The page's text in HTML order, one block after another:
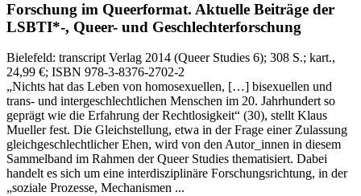
Forschung im Queerformat. Aktuelle Beiträge der
LSBTI*-, Queer- und Geschlechterforschung
Bielefeld: transcript Verlag 2014 (Queer Studies 6); 308 S.; kart.,
24,99 €; ISBN 978-3-8376-2702-2
„Nichts hat das Leben von homosexuellen, […] bisexuellen und
trans‑ und intergeschlechtlichen Menschen im 20. Jahrhundert so
geprägt wie die Erfahrung der Rechtlosigkeit“ (30), stellt Klaus
Mueller fest. Die Gleichstellung, etwa in der Frage einer Zulassung
gleichgeschlechtlicher Ehen, wird von den Autor_innen in diesem
Sammelband im Rahmen der Queer Studies thematisiert. Dabei
handelt es sich um eine interdisziplinäre Forschungsrichtung, in der
„soziale Prozesse, Mechanismen ...